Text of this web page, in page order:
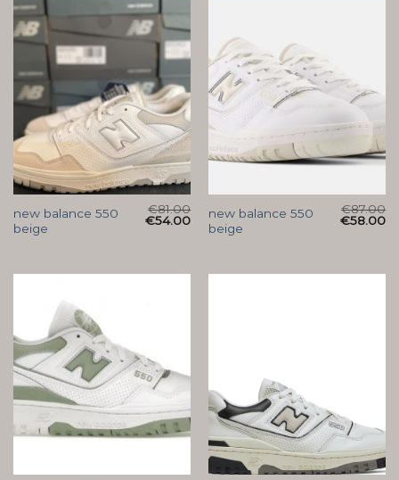
new balance 550
beige
€81.00
€54.00
new balance 550
beige
€87.00
€58.00